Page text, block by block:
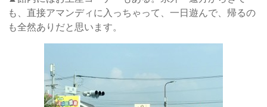
も、直接アマンディに入っちゃって、一日遊んで、帰るの
も全然ありだと思います。